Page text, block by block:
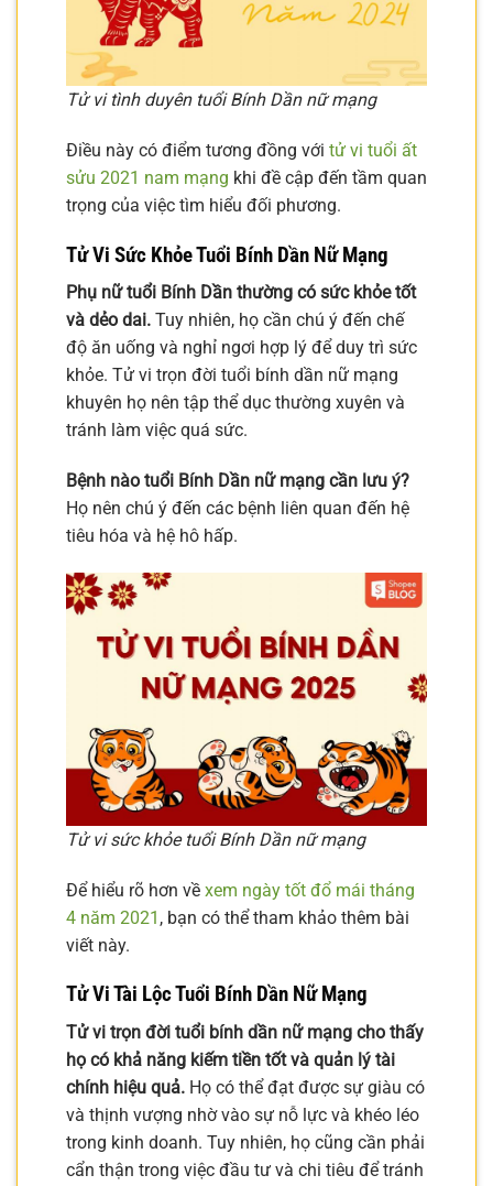
Tử vi tình duyên tuổi Bính Dần nữ mạng
Điều này có điểm tương đồng với tử vi tuổi ất
sửu 2021 nam mạng khi đề cập đến tầm quan
trọng của việc tìm hiểu đối phương.
Tử Vi Sức Khỏe Tuổi Bính Dần Nữ Mạng
Phụ nữ tuổi Bính Dần thường có sức khỏe tốt
và dẻo dai. Tuy nhiên, họ cần chú ý đến chế
độ ăn uống và nghỉ ngơi hợp lý để duy trì sức
khỏe. Tử vi trọn đời tuổi bính dần nữ mạng
khuyên họ nên tập thể dục thường xuyên và
tránh làm việc quá sức.
Bệnh nào tuổi Bính Dần nữ mạng cần lưu ý?
Họ nên chú ý đến các bệnh liên quan đến hệ
tiêu hóa và hệ hô hấp.
Tử vi sức khỏe tuổi Bính Dần nữ mạng
Để hiểu rõ hơn về xem ngày tốt đổ mái tháng
4 năm 2021 , bạn có thể tham khảo thêm bài
viết này.
Tử Vi Tài Lộc Tuổi Bính Dần Nữ Mạng
Tử vi trọn đời tuổi bính dần nữ mạng cho thấy
họ có khả năng kiếm tiền tốt và quản lý tài
chính hiệu quả. Họ có thể đạt được sự giàu có
và thịnh vượng nhờ vào sự nỗ lực và khéo léo
trong kinh doanh. Tuy nhiên, họ cũng cần phải
cẩn thận trong việc đầu tư và chi tiêu để tránh